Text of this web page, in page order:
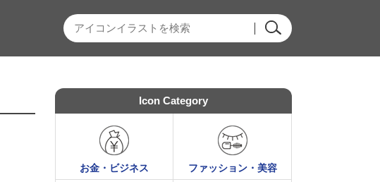
Icon Category
お金・ビジネス ファッション・美容